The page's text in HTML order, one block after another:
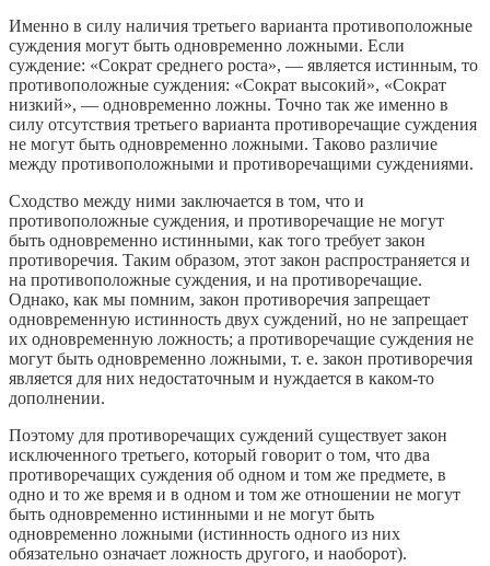
Именно в силу наличия третьего варианта противоположные
суждения могут быть одновременно ложными. Если
суждение: «Сократ среднего роста», — является истинным, то
противоположные суждения: «Сократ высокий», «Сократ
низкий», — одновременно ложны. Точно так же именно в
силу отсутствия третьего варианта противоречащие суждения
не могут быть одновременно ложными. Таково различие
между противоположными и противоречащими суждениями.
Сходство между ними заключается в том, что и
противоположные суждения, и противоречащие не могут
быть одновременно истинными, как того требует закон
противоречия. Таким образом, этот закон распространяется и
на противоположные суждения, и на противоречащие.
Однако, как мы помним, закон противоречия запрещает
одновременную истинность двух суждений, но не запрещает
их одновременную ложность; а противоречащие суждения не
могут быть одновременно ложными, т. е. закон противоречия
является для них недостаточным и нуждается в каком-то
дополнении.
Поэтому для противоречащих суждений существует закон
исключенного третьего, который говорит о том, что два
противоречащих суждения об одном и том же предмете, в
одно и то же время и в одном и том же отношении не могут
быть одновременно истинными и не могут быть
одновременно ложными (истинность одного из них
обязательно означает ложность другого, и наоборот).